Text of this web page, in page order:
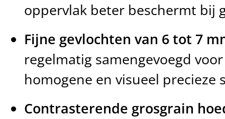
oppervlak beter beschermt bij
Fijne gevlochten van 6 tot 7
regelmatig samengevoegd
homogene en visueel precieze
Contrasterende grosgrain